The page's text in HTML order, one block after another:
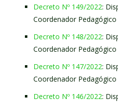
Decreto Nº 149/2022:
Coordenador Pedagógico
Decreto Nº 148/2022:
Coordenador Pedagógico
Decreto Nº 147/2022:
Coordenador Pedagógico
Decreto Nº 146/2022: